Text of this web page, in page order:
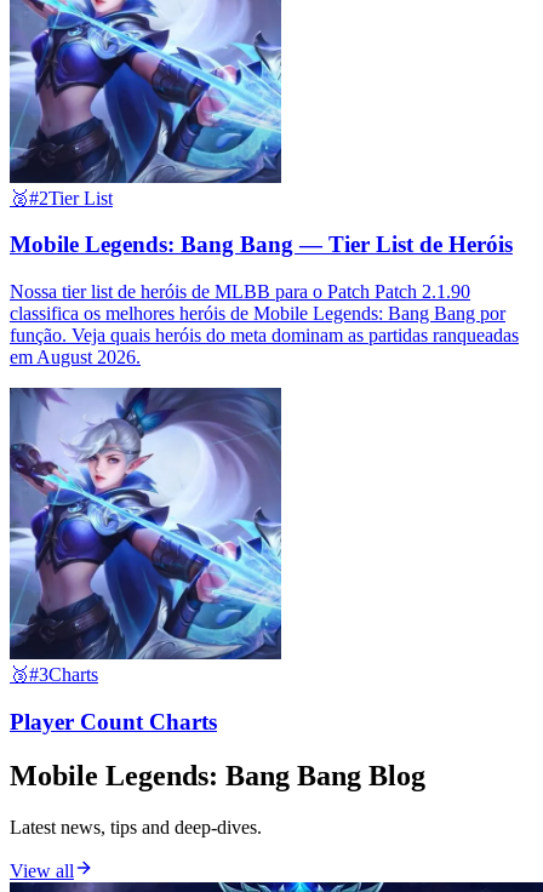
🥈#2Tier List
Mobile Legends: Bang Bang — Tier List de Heróis
Nossa tier list de heróis de MLBB para o Patch Patch 2.1.90
classifica os melhores heróis de Mobile Legends: Bang Bang por
função. Veja quais heróis do meta dominam as partidas ranqueadas
em August 2026.
🥉#3Charts
Player Count Charts
Mobile Legends: Bang Bang Blog
Latest news, tips and deep-dives.
View all